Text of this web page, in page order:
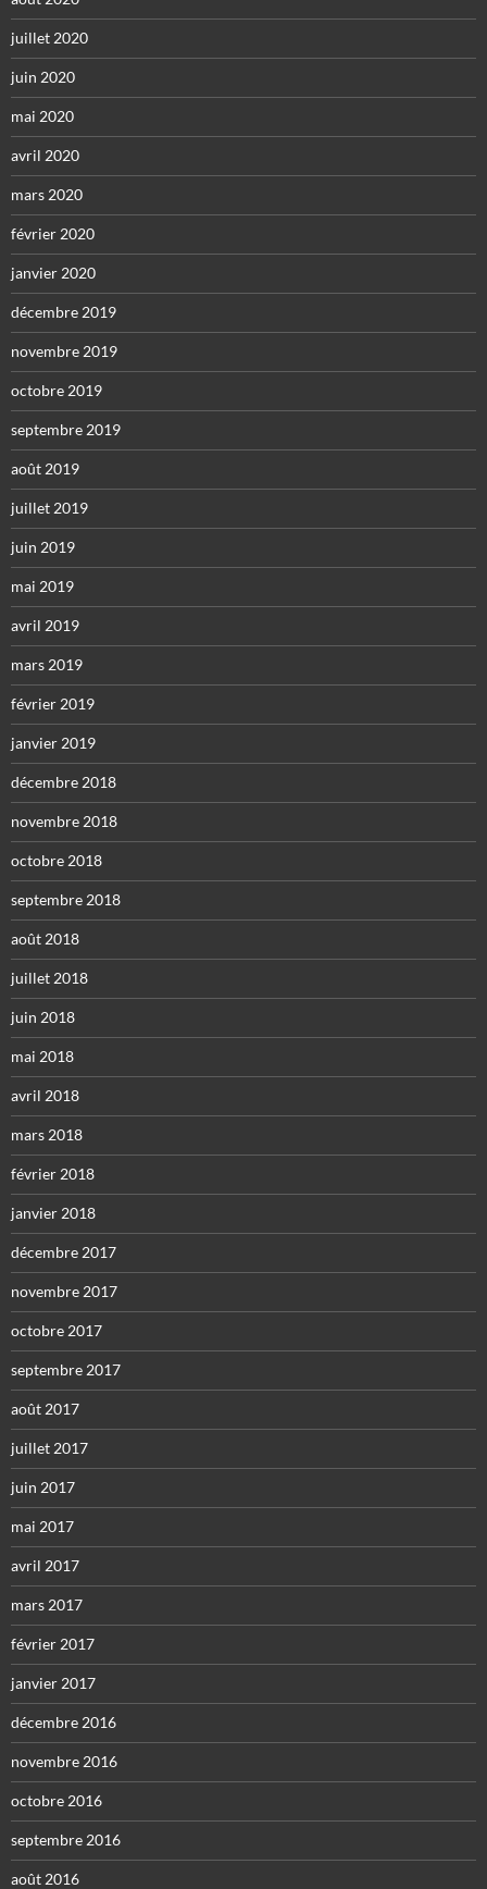
juillet 2020
juin 2020
mai 2020
avril 2020
mars 2020
février 2020
janvier 2020
décembre 2019
novembre 2019
octobre 2019
septembre 2019
août 2019
juillet 2019
juin 2019
mai 2019
avril 2019
mars 2019
février 2019
janvier 2019
décembre 2018
novembre 2018
octobre 2018
septembre 2018
août 2018
juillet 2018
juin 2018
mai 2018
avril 2018
mars 2018
février 2018
janvier 2018
décembre 2017
novembre 2017
octobre 2017
septembre 2017
août 2017
juillet 2017
juin 2017
mai 2017
avril 2017
mars 2017
février 2017
janvier 2017
décembre 2016
novembre 2016
octobre 2016
septembre 2016
août 2016